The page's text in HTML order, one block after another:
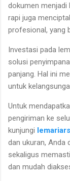
dokumen menjadi
rapi juga
profesional, yang
Investasi pada
solusi
panjang. Hal ini
untuk
Untuk
pengiriman ke
kunjungi
dan ukuran, Anda
sekaligus
dan mudah